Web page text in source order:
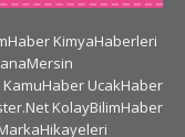
KimyaHaberleri
KamuHaber UcakHaber
KolayBilimHaber